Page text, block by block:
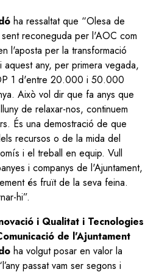
ha ressaltat que “Olesa de
reconeguda per l'AOC com
l'aposta per la transformació
aquest any, per primera vegada,
1 d'entre 20.000 i 50.000
Això vol dir que fa anys que
de relaxar-nos, continuem
És una demostració de que
recursos o de la mida del
i el treball en equip. Vull
i companys de l'Ajuntament,
és fruït de la seva feina.
hi”.
i Qualitat i Tecnologies
de l'Ajuntament
ha volgut posar en valor la
passat vam ser segons i